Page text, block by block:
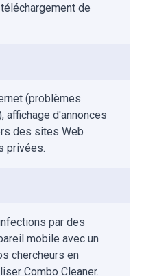
de
(problèmes
d'annonces
des sites Web
privées.
par des
mobile avec un
chercheurs en
Combo Cleaner.